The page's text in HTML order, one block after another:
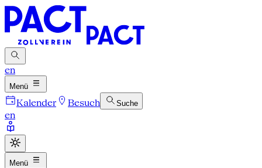
en
Menü
Kalender Besuch Suche
en
Menü